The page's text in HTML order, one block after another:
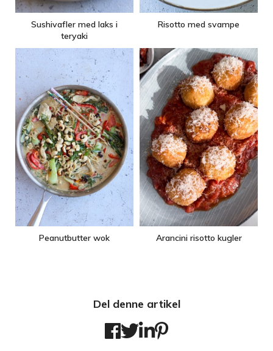
Sushivafler med laks i
teryaki
Risotto med svampe
Peanutbutter wok Arancini risotto kugler
Del denne artikel